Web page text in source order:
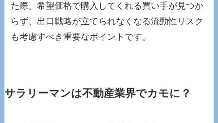
た際、希望価格で購入してくれる買い手が見つか
らず、出口戦略が立てられなくなる流動性リスク
も考慮すべき重要なポイントです。
サラリーマンは不動産業界でカモに？